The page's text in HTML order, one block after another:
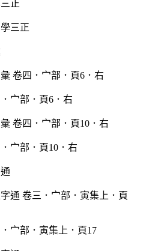
正
宀部．頁6．右
宀部．頁10．右
宀部．寅集上．頁17